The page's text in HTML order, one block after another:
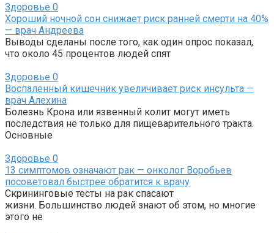
Здоровье 0
Хороший ночной сон снижает риск ранней смерти на 40%
— врач Андреева
Выводы сделаны после того, как один опрос показал,
что около 45 процентов людей спят
Здоровье 0
Воспаленный кишечник увеличивает риск инсульта —
врач Алехина
Болезнь Крона или язвенный колит могут иметь
последствия не только для пищеварительного тракта.
Основные
Здоровье 0
13 симптомов означают рак — онколог Воробьев
посоветовал быстрее обратится к врачу
Скрининговые тесты на рак спасают
жизни. Большинство людей знают об этом, но многие
этого не